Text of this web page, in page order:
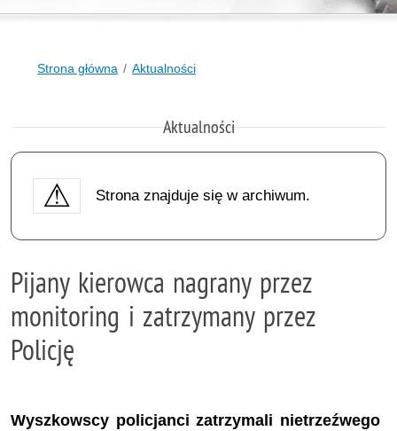
Strona główna Aktualności
Aktualności
Strona znajduje się w archiwum.
Pijany kierowca nagrany przez
monitoring i zatrzymany przez
Policję
Wyszkowscy policjanci zatrzymali nietrzeźwego